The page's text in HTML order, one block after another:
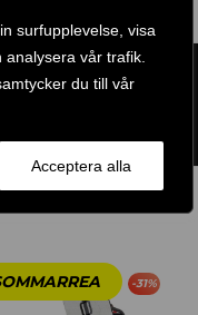
surfupplevelse, visa
vår trafik.
du till vår
Acceptera alla
CLUB LINE
-31%